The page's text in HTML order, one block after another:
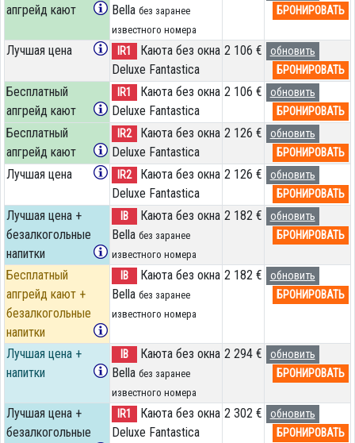
апгрейд кают Bella без заранее
известного номера
БРОНИРОВАТЬ
Лучшая цена IR1
Каюта без окна
Deluxe Fantastica
2 106 €
обновить
БРОНИРОВАТЬ
Бесплатный
апгрейд кают
IR1
Каюта без окна
Deluxe Fantastica
2 106 €
обновить
БРОНИРОВАТЬ
Бесплатный
апгрейд кают
IR2
Каюта без окна
Deluxe Fantastica
2 126 €
обновить
БРОНИРОВАТЬ
Лучшая цена IR2
Каюта без окна
Deluxe Fantastica
2 126 €
обновить
БРОНИРОВАТЬ
Лучшая цена +
безалкогольные
напитки
IB
Каюта без окна
Bella без заранее
известного номера
2 182 €
обновить
БРОНИРОВАТЬ
Бесплатный
апгрейд кают +
безалкогольные
напитки
IB
Каюта без окна
Bella без заранее
известного номера
2 182 €
обновить
БРОНИРОВАТЬ
Лучшая цена +
напитки
IB
Каюта без окна
Bella без заранее
известного номера
2 294 €
обновить
БРОНИРОВАТЬ
Лучшая цена +
безалкогольные
IR1
Каюта без окна
Deluxe Fantastica
2 302 €
обновить
БРОНИРОВАТЬ